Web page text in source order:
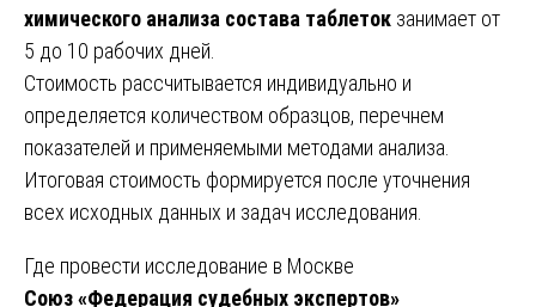
химического анализа состава таблеток занимает от
5 до 10 рабочих дней.
Стоимость рассчитывается индивидуально и
определяется количеством образцов, перечнем
показателей и применяемыми методами анализа.
Итоговая стоимость формируется после уточнения
всех исходных данных и задач исследования.
Где провести исследование в Москве
Союз «Федерация судебных экспертов»